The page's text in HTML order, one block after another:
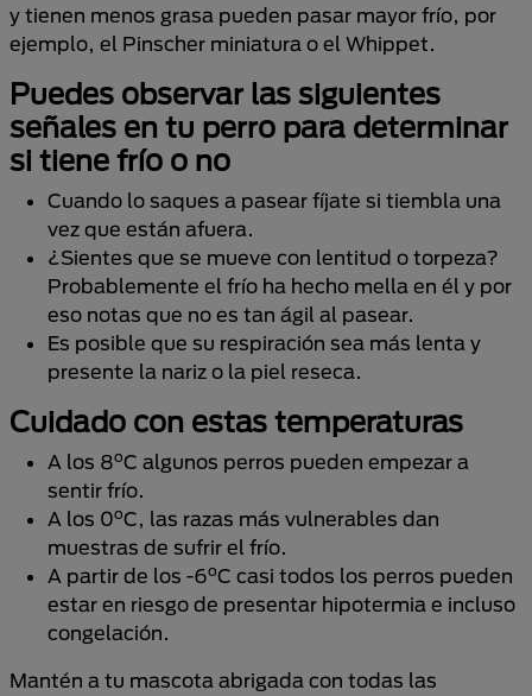
y tienen menos grasa pueden pasar mayor frío, por
ejemplo, el Pinscher miniatura o el Whippet.
Puedes observar las siguientes
señales en tu perro para determinar
si tiene frío o no
Cuando lo saques a pasear fíjate si tiembla una
vez que están afuera.
¿Sientes que se mueve con lentitud o torpeza?
Probablemente el frío ha hecho mella en él y por
eso notas que no es tan ágil al pasear.
Es posible que su respiración sea más lenta y
presente la nariz o la piel reseca.
Cuidado con estas temperaturas
A los 8oC algunos perros pueden empezar a
sentir frío.
A los 0oC, las razas más vulnerables dan
muestras de sufrir el frío.
A partir de los -6oC casi todos los perros pueden
estar en riesgo de presentar hipotermia e incluso
congelación.
Mantén a tu mascota abrigada con todas las